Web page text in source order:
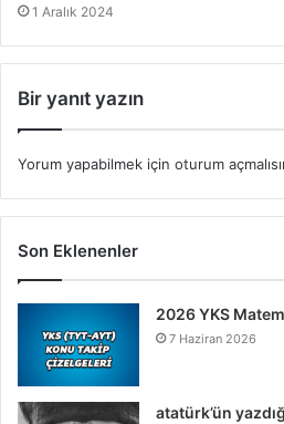
1 Aralık 2024
Bir yanıt yazın
Yorum yapabilmek için oturum
Son Eklenenler
2026 YKS
7 Haziran 2026
atatürk’ün